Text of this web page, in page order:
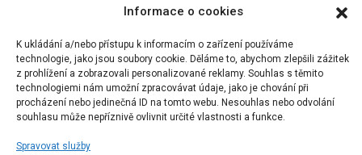
Informace o cookies
K ukládání a/nebo přístupu k informacím o zařízení používáme
technologie, jako jsou soubory cookie. Děláme to, abychom zlepšili zážitek
z prohlížení a zobrazovali personalizované reklamy. Souhlas s těmito
technologiemi nám umožní zpracovávat údaje, jako je chování při
procházení nebo jedinečná ID na tomto webu. Nesouhlas nebo odvolání
souhlasu může nepříznivě ovlivnit určité vlastnosti a funkce.
Spravovat služby
Portál Bílýbalet.cz byl založen pod názvem Real-
Madrid.cz v roce 2007
Kopírování obsahu je přísně zakázáno.